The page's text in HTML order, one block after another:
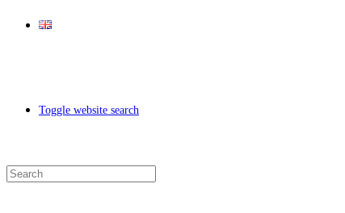
Toggle website search